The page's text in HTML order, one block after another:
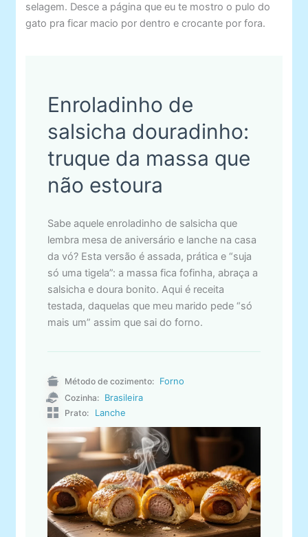
selagem. Desce a página que eu te mostro o pulo do
gato pra ficar macio por dentro e crocante por fora.
Enroladinho de
salsicha douradinho:
truque da massa que
não estoura
Sabe aquele enroladinho de salsicha que
lembra mesa de aniversário e lanche na casa
da vó? Esta versão é assada, prática e “suja
só uma tigela”: a massa fica fofinha, abraça a
salsicha e doura bonito. Aqui é receita
testada, daquelas que meu marido pede “só
mais um” assim que sai do forno.
Método de cozimento: Forno
Cozinha: Brasileira
Prato: Lanche